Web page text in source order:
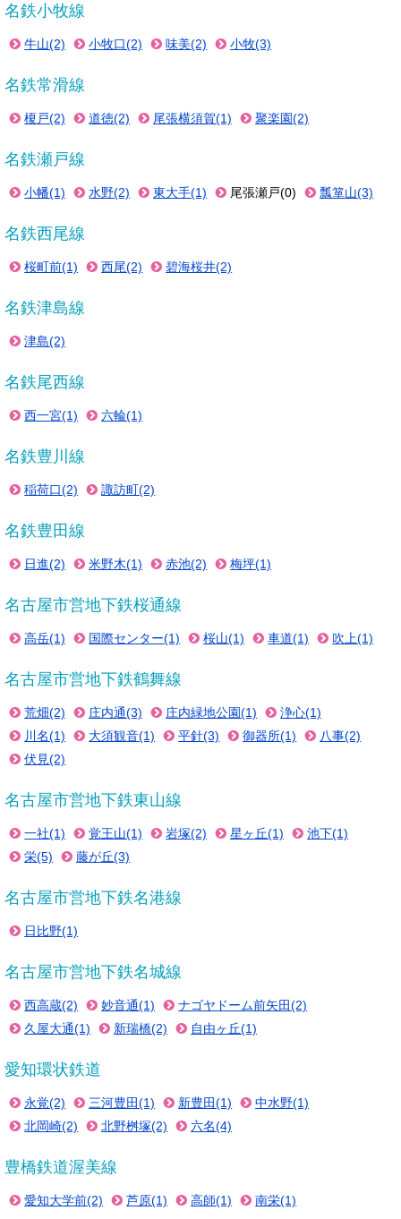
名鉄小牧線
牛山(2) 小牧口(2) 味美(2) 小牧(3)
名鉄常滑線
榎戸(2) 道徳(2) 尾張横須賀(1) 聚楽園(2)
名鉄瀬戸線
小幡(1) 水野(2) 東大手(1) 尾張瀬戸(0) 瓢箪山(3)
名鉄西尾線
桜町前(1) 西尾(2) 碧海桜井(2)
名鉄津島線
津島(2)
名鉄尾西線
西一宮(1) 六輪(1)
名鉄豊川線
稲荷口(2) 諏訪町(2)
名鉄豊田線
日進(2) 米野木(1) 赤池(2) 梅坪(1)
名古屋市営地下鉄桜通線
高岳(1) 国際センター(1) 桜山(1) 車道(1) 吹上(1)
名古屋市営地下鉄鶴舞線
荒畑(2) 庄内通(3) 庄内緑地公園(1)
浄心(1)
川名(1)
大須観音(1) 平針(3) 御器所(1)
八事(2)
伏見(2)
名古屋市営地下鉄東山線
一社(1) 覚王山(1) 岩塚(2) 星ヶ丘(1)
池下(1)
栄(5)
藤が丘(3)
名古屋市営地下鉄名港線
日比野(1)
名古屋市営地下鉄名城線
西高蔵(2) 妙音通(1)
ナゴヤドーム前矢田(2)
久屋大通(1)
新瑞橋(2) 自由ヶ丘(1)
愛知環状鉄道
永覚(2) 三河豊田(1) 新豊田(1)
中水野(1)
北岡崎(2)
北野桝塚(2) 六名(4)
豊橋鉄道渥美線
愛知大学前(2) 芦原(1) 高師(1) 南栄(1)